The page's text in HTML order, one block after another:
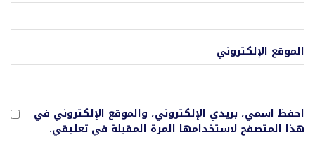
الموقع الإلكتروني
احفظ اسمي، بريدي الإلكتروني، والموقع الإلكتروني في
هذا المتصفح لاستخدامها المرة المقبلة في تعليقي.